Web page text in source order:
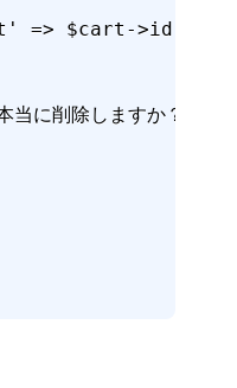
=> $cart->id])
除しますか？');">